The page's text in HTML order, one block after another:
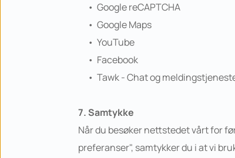
Google reCAPTCHA
Google Maps
YouTube
Facebook
Tawk - Chat og
7. Samtykke
Når du besøker nettstedet vårt for
preferanser", samtykker du i at vi